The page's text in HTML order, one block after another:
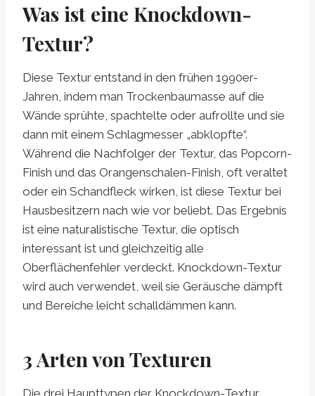
Was ist eine Knockdown-
Textur?
Diese Textur entstand in den frühen 1990er-
Jahren, indem man Trockenbaumasse auf die
Wände sprühte, spachtelte oder aufrollte und sie
dann mit einem Schlagmesser „abklopfte“.
Während die Nachfolger der Textur, das Popcorn-
Finish und das Orangenschalen-Finish, oft veraltet
oder ein Schandfleck wirken, ist diese Textur bei
Hausbesitzern nach wie vor beliebt. Das Ergebnis
ist eine naturalistische Textur, die optisch
interessant ist und gleichzeitig alle
Oberflächenfehler verdeckt. Knockdown-Textur
wird auch verwendet, weil sie Geräusche dämpft
und Bereiche leicht schalldämmen kann.
3 Arten von Texturen